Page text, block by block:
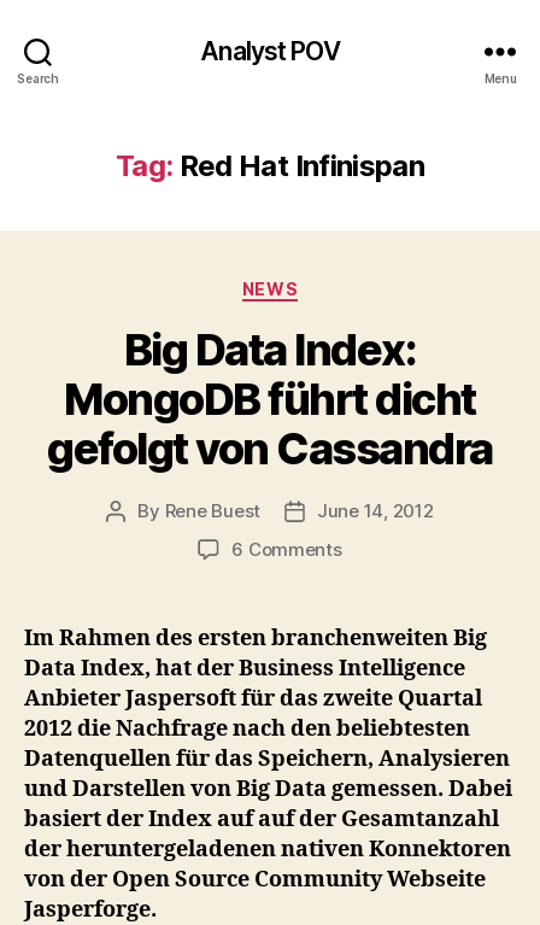
Search
Analyst POV
Menu
Tag: Red Hat Infinispan
Categories
NEWS
Big Data Index:
MongoDB führt dicht
gefolgt von Cassandra
Post
By Rene Buest
PostJune 14, 2012
6 Commentson
Index:
MongoDB
führt
dicht
gefolgt
von
Cassandra
Im Rahmen des ersten branchenweiten Big
Data Index, hat der Business Intelligence
Anbieter Jaspersoft für das zweite Quartal
2012 die Nachfrage nach den beliebtesten
Datenquellen für das Speichern, Analysieren
und Darstellen von Big Data gemessen. Dabei
basiert der Index auf auf der Gesamtanzahl
der heruntergeladenen nativen Konnektoren
von der Open Source Community Webseite
Jasperforge.